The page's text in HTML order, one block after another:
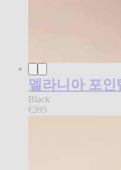
멜라니아 포
Black
€395